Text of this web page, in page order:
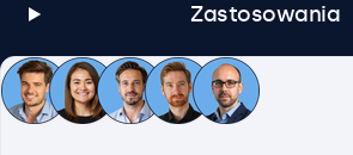
Zastosowania
Obsługa klienta